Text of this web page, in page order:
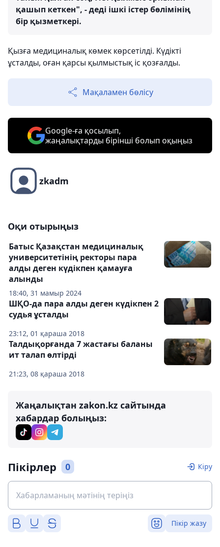
қашып кеткен", - деді ішкі істер бөлімінің
бір қызметкері.
Қызға медициналық көмек көрсетілді. Күдікті
ұсталды, оған қарсы қылмыстық іс қозғалды.
Мақаламен бөлісу
Google-ға қосылып,
жаңалықтарды бірінші болып оқыңыз
zkadm
Оқи отырыңыз
18:40, 31 мамыр 2024
Батыс Қазақстан медициналық
университетінің ректоры пара
алды деген күдікпен қамауға
алынды
23:12, 01 қараша 2018
ШҚО-да пара алды деген күдікпен 2
судья ұсталды
21:23, 08 қараша 2018
Талдықорғанда 7 жастағы баланы
ит талап өлтірді
Жаңалықтан zakon.kz сайтында
хабардар болыңыз:
Пікірлер 0 Кіру
Пікір жазу